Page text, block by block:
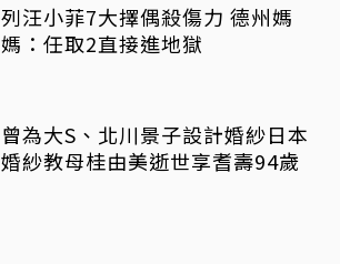
列汪小菲7大擇偶殺傷力 德州媽
媽：任取2直接進地獄
曾為大S、北川景子設計婚紗日本
婚紗教母桂由美逝世享耆壽94歲